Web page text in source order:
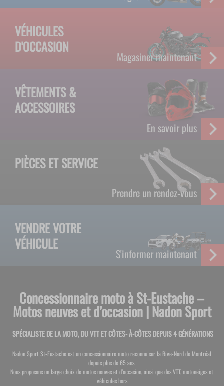
LE MEILLEUR DU SPORT MOTORISÉ DEPUIS 4 GÉNÉRATIONS
À VOTRE SERVICE DEPUIS 1961
LE MEILLEUR DU SPORT MOTORISÉ DEPUIS 4 GÉNÉRATIONS
À VOTRE SERVICE DEPUIS 1961
VÉHICULES
D'OCCASION
Magasiner maintenant
VÊTEMENTS &
ACCESSOIRES
En savoir plus
PIÈCES ET SERVICE
Prendre un rendez-vous
VENDRE VOTRE
VÉHICULE
S'informer maintenant
Concessionnaire moto à St-Eustache –
Motos neuves et d’occasion | Nadon Sport
SPÉCIALISTE DE LA MOTO, DU VTT ET CÔTES- À-CÔTES DEPUIS 4 GÉNÉRATIONS
Nadon Sport St-Eustache est un concessionnaire moto reconnu sur la Rive-Nord de Montréal
depuis plus de 65 ans.
Nous proposons un large choix de motos neuves et d’occasion, ainsi que des VTT, motoneiges et
véhicules hors